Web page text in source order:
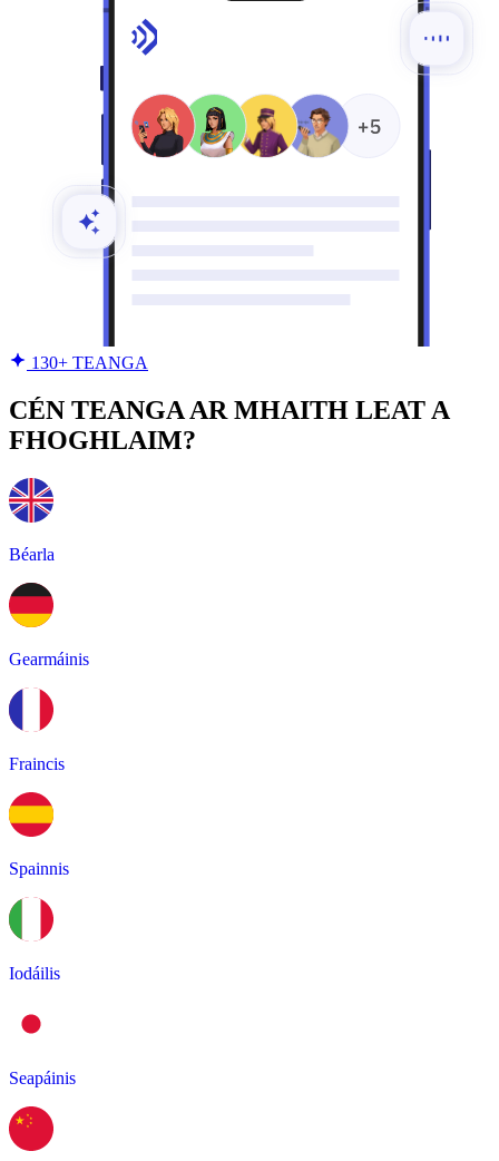
130+ TEANGA
CÉN TEANGA AR MHAITH LEAT A
FHOGHLAIM?
Béarla
Gearmáinis
Fraincis
Spainnis
Iodáilis
Seapáinis